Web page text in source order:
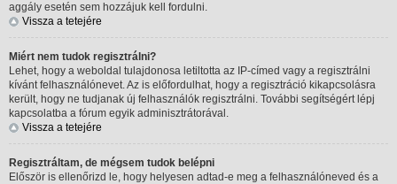
aggály esetén sem hozzájuk kell fordulni.
Vissza a tetejére
Miért nem tudok regisztrálni?
Lehet, hogy a weboldal tulajdonosa letiltotta az IP-címed vagy a regisztrálni
kívánt felhasználónevet. Az is előfordulhat, hogy a regisztráció kikapcsolásra
került, hogy ne tudjanak új felhasználók regisztrálni. További segítségért lépj
kapcsolatba a fórum egyik adminisztrátorával.
Vissza a tetejére
Regisztráltam, de mégsem tudok belépni
Először is ellenőrizd le, hogy helyesen adtad-e meg a felhasználóneved és a